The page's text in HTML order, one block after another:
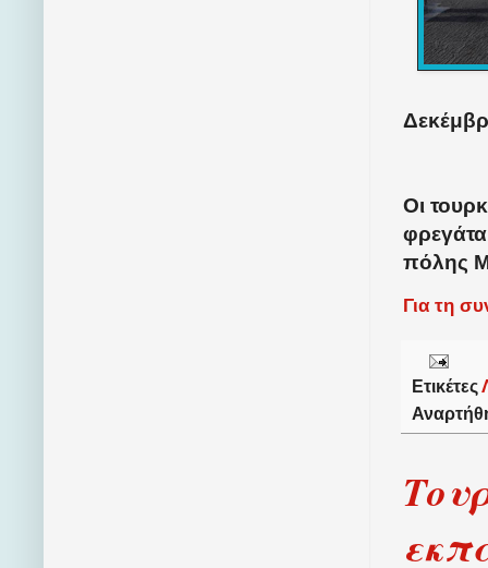
Οι
φρεγάτα
πόλης
Για τη
Ετικέτες